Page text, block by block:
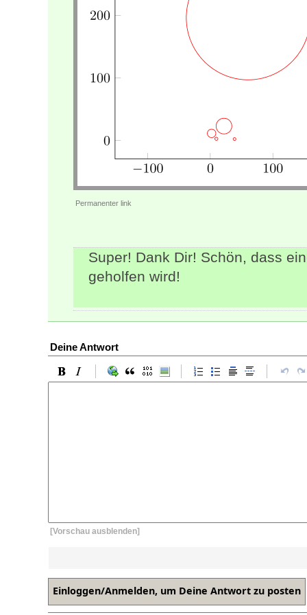
Permanenter link
Super! Dank Dir! Schön, dass
geholfen wird!
Deine Antwort
[Vorschau ausblenden]